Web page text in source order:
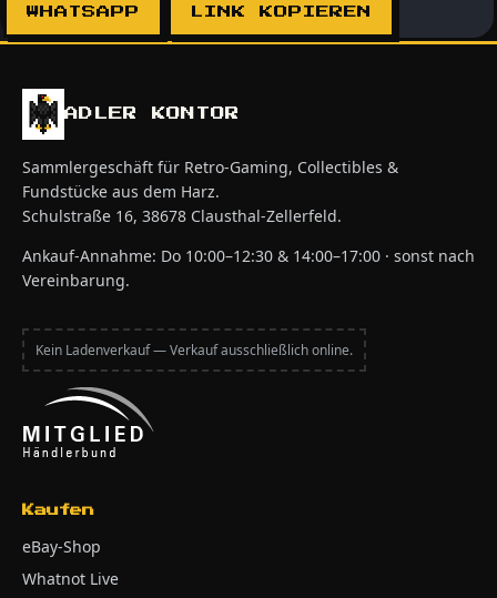
WHATSAPP LINK KOPIEREN
ADLER KONTOR
Sammlergeschäft für Retro-Gaming, Collectibles &
Fundstücke aus dem Harz.
Schulstraße 16, 38678 Clausthal-Zellerfeld.
Ankauf-Annahme: Do 10:00–12:30 & 14:00–17:00 · sonst nach
Vereinbarung.
Kein Ladenverkauf — Verkauf ausschließlich online.
Kaufen
eBay-Shop
Whatnot Live